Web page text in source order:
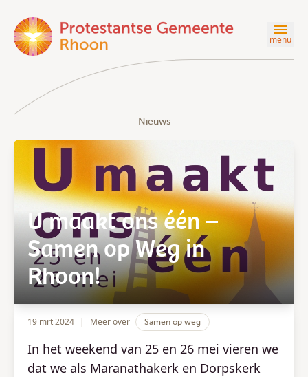
menu
Nieuws
U maakt ons één –
Samen op Weg in
Rhoon!
19 mrt 2024 | Meer over Samen op weg
In het weekend van 25 en 26 mei vieren we
dat we als Maranathakerk en Dorpskerk